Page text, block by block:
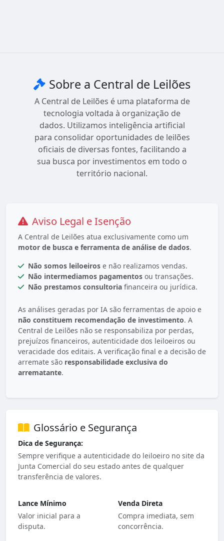
Sobre a Central de Leilões
A Central de Leilões é uma plataforma de
tecnologia voltada à organização de
dados. Utilizamos inteligência artificial
para consolidar oportunidades de leilões
oficiais de diversas fontes, facilitando a
sua busca por investimentos em todo o
território nacional.
Aviso Legal e Isenção
A Central de Leilões atua exclusivamente como um
motor de busca e ferramenta de análise de dados.
Não somos leiloeiros e não realizamos vendas.
Não intermediamos pagamentos ou transações.
Não prestamos consultoria financeira ou jurídica.
As análises geradas por IA são ferramentas de apoio e
não constituem recomendação de investimento. A
Central de Leilões não se responsabiliza por perdas,
prejuízos financeiros, autenticidade dos leiloeiros ou
veracidade dos editais. A verificação final e a decisão de
arremate são responsabilidade exclusiva do
arrematante.
Glossário e Segurança
Dica de Segurança:
Sempre verifique a autenticidade do leiloeiro no site da
Junta Comercial do seu estado antes de qualquer
transferência de valores.
Lance Mínimo
Valor inicial para a
disputa.
Venda Direta
Compra imediata, sem
concorrência.